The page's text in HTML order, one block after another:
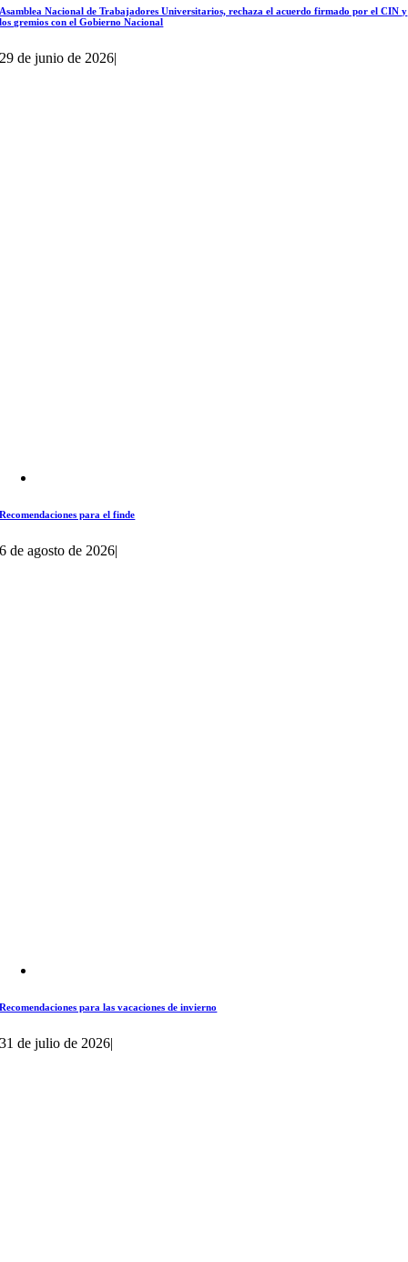
Asamblea Nacional de Trabajadores Universitarios, rechaza el acuerdo firmado por el CIN y
los gremios con el Gobierno Nacional
29 de junio de 2026|
Recomendaciones para el finde
6 de agosto de 2026|
Recomendaciones para las vacaciones de invierno
31 de julio de 2026|